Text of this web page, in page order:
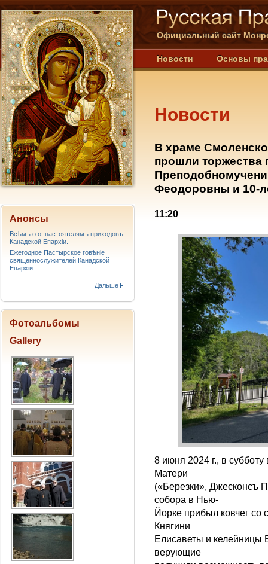
Официальный сайт
Новости Основы
Новости
В храме
прошли торжества
Феодоровны и 10-
11:20
8 июня 2024 г., в
Матери
(«Березки», Джесконсъ
собора в Нью-
Йорке прибыл ковчег
Княгини
Елисаветы и келейницы
верующие
Анонсы
Всѣмъ о.о. настоятелямъ приходовъ
Канадской Епархiи.
Ежегодное Пастырское говѣніе
священнослужителей Канадской
Епархіи.
Дальше
Фотоальбомы
Gallery